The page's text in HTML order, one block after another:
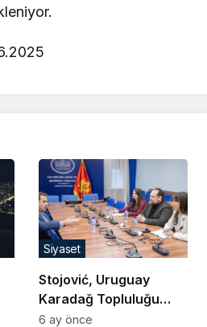
Stojović, Uruguay
Karadağ Topluluğu
Başkanı Šaranović ile
Siyaset
6 ay önce